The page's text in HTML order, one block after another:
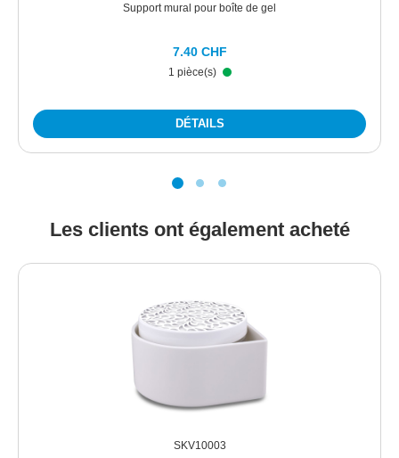
Support mural pour boîte de gel
1 pièce(s)
Prix régulier :
7.40 CHF
DÉTAILS
Les clients ont également acheté
Ignorer la galerie de produits
SKV10003